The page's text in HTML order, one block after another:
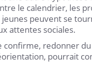
le calendrier, les
peuvent se
attentes sociales.
confirme, redonner
pourrait